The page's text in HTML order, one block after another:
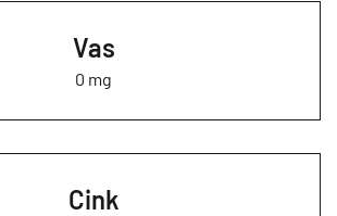
Vas
0 mg
Cink